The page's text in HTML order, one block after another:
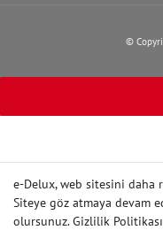
©
e-Delux, web sitesini daha
Siteye göz atmaya devam
olursunuz.Gizlilik Politikası